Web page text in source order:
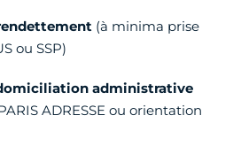
(à minima prise
ou SSP)
administrative
ADRESSE ou orientation